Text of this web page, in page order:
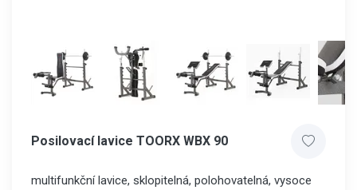
Posilovací lavice TOORX WBX 90
multifunkční lavice, sklopitelná, polohovatelná, vysoce